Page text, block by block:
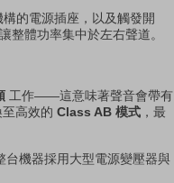
的電源插座，以及觸發開
整體功率集中於左右聲道。
工作——這意味著聲音會帶有
高效的 Class AB 模式 ，最
台機器採用大型電源變壓器與